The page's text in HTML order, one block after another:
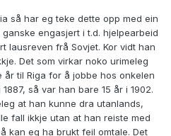
så har eg teke dette opp med ein
engasjert i t.d. hjelpearbeid
lausreven frå Sovjet. Kor vidt han
Det som virkar noko urimeleg
til Riga for å jobbe hos onkelen
så var han bare 15 år i 1902.
at han kunne dra utanlands,
fall ikkje utan at han reiste med
kan eg ha brukt feil omtale. Det